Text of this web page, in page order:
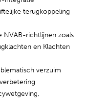
terugkoppeling
NVAB-richtlijnen zoals
en Klachten
verzuim